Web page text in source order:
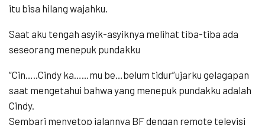
itu bisa hilang wajahku.
Saat aku tengah asyik-asyiknya melihat tiba-tiba ada
seseorang menepuk pundakku
“Cin…..Cindy ka……mu be…belum tidur”ujarku gelagapan
saat mengetahui bahwa yang menepuk pundakku adalah
Cindy.
Sembari menyetop jalannya BF dengan remote televisi